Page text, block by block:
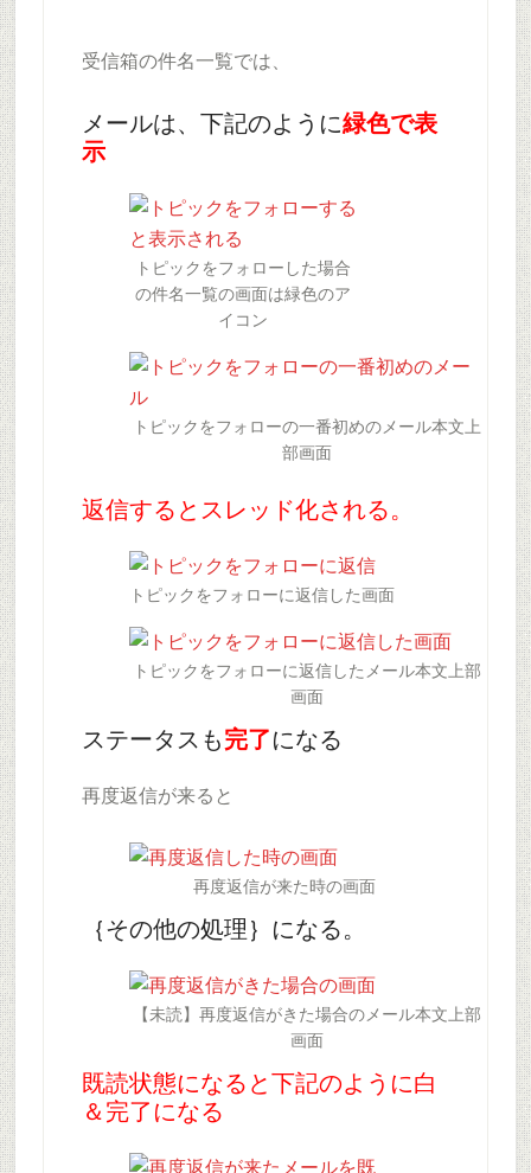
受信箱の件名一覧では、
メールは、下記のように緑色で表
示
トピックをフォローした場合
の件名一覧の画面は緑色のア
イコン
トピックをフォローの一番初めのメール本文上
部画面
返信するとスレッド化される。
トピックをフォローに返信した画面
トピックをフォローに返信したメール本文上部
画面
ステータスも完了になる
再度返信が来ると
再度返信が来た時の画面
｛その他の処理｝になる。
【未読】再度返信がきた場合のメール本文上部
画面
既読状態になると下記のように白
＆完了になる